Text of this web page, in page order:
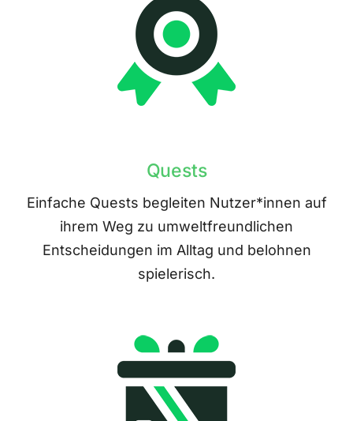
Quests
Einfache Quests begleiten Nutzer*innen auf
ihrem Weg zu umweltfreundlichen
Entscheidungen im Alltag und belohnen
spielerisch.